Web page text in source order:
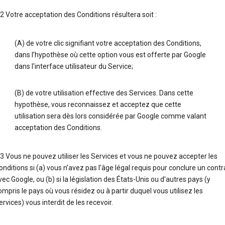
Votre acceptation des Conditions résultera soit :
(A) de votre clic signifiant votre acceptation des Conditions,
dans l’hypothèse où cette option vous est offerte par Google
dans l'interface utilisateur du Service;
(B) de votre utilisation effective des Services. Dans cette
hypothèse, vous reconnaissez et acceptez que cette
utilisation sera dès lors considérée par Google comme valant
acceptation des Conditions.
Vous ne pouvez utiliser les Services et vous ne pouvez accepter les
si (a) vous n’avez pas l'âge légal requis pour conclure un
Google, ou (b) si la législation des États-Unis ou d'autres pays (y
le pays où vous résidez ou à partir duquel vous utilisez les
vous interdit de les recevoir.